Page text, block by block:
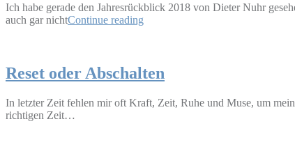
Ich habe gerade den Jahresrückblick 2018 von Dieter Nuhr
auch gar nichtContinue reading
Reset oder Abschalten
In letzter Zeit fehlen mir oft Kraft, Zeit, Ruhe und Muse, um
richtigen Zeit…